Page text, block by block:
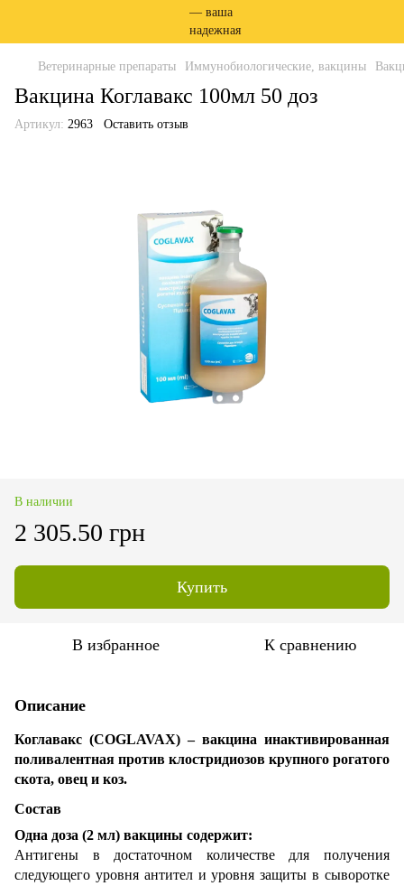
Ветеринарные препараты Иммунобиологические, вакцины
Вакцина Коглавакс 100мл 50 доз
Артикул: 2963 Оставить отзыв
В наличии
2 305.50 грн
Купить
В избранное К сравнению
Описание
Коглавакс (COGLAVAX) – вакцина инактивированная
поливалентная против клостридиозов крупного рогатого
скота, овец и коз.
Состав
Одна доза (2 мл) вакцины содержит:
Антигены в достаточном количестве для получения
следующего уровня антител и уровня защиты в сыворотке